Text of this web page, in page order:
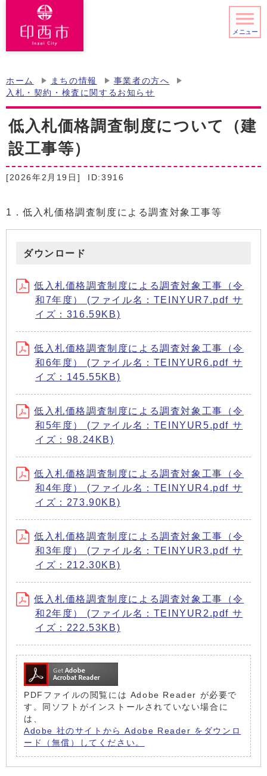
メニュー
ホーム まちの情報
事業者の方へ
入札・契約・検査に関するお知らせ
低入札価格調査制度について（建
設工事等）
[2026年2月19日] ID:3916
1．低入札価格調査制度による調査対象工事等
ダウンロード
低入札価格調査制度による調査対象工事（令
和7年度） (ファイル名：TEINYUR7.pdf サ
イズ：316.59KB)
低入札価格調査制度による調査対象工事（令
和6年度） (ファイル名：TEINYUR6.pdf サ
イズ：145.55KB)
低入札価格調査制度による調査対象工事（令
和5年度） (ファイル名：TEINYUR5.pdf サ
イズ：98.24KB)
低入札価格調査制度による調査対象工事（令
和4年度） (ファイル名：TEINYUR4.pdf サ
イズ：273.90KB)
低入札価格調査制度による調査対象工事（令
和3年度） (ファイル名：TEINYUR3.pdf サ
イズ：212.30KB)
低入札価格調査制度による調査対象工事（令
和2年度） (ファイル名：TEINYUR2.pdf サ
イズ：222.53KB)
PDFファイルの閲覧には Adobe Reader が必要で
す。同ソフトがインストールされていない場合に
は、
Adobe 社のサイトから Adobe Reader をダウンロ
ード（無償）してください。